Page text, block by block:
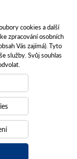
a.s.
a. s., se sídlem v
IČO 00544957,
oddíl B, vložka 138.
řízeného
2, Chodov, 149 00
růst. Jsme
cookies a další
zpracování osobních
Vás zajímá). Tyto
služby. Svůj souhlas